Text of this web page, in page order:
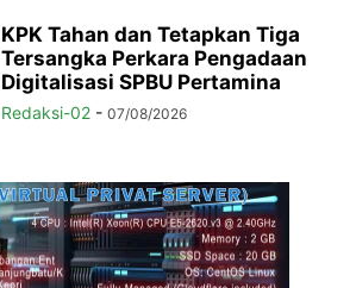
KPK Tahan dan Tetapkan Tiga
Tersangka Perkara Pengadaan
Digitalisasi SPBU Pertamina
Redaksi-02 - 07/08/2026